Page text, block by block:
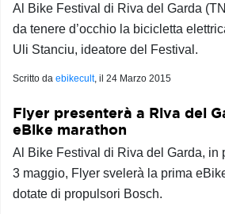
Al Bike Festival di Riva del Garda
da tenere d’occhio la bicicletta
Uli Stanciu, ideatore del Festival.
Scritto da ebikecult, il 24 Marzo 2015
Flyer presenterà a Riva del
eBike marathon
Al Bike Festival di Riva del Garda, in
3 maggio, Flyer svelerà la prima
dotate di propulsori Bosch.